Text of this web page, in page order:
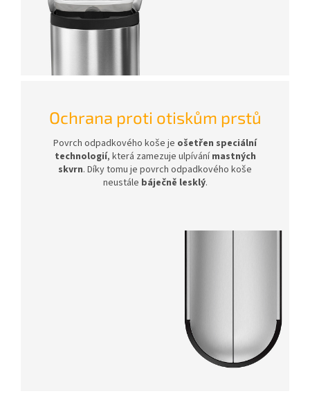
Ochrana proti otiskům prstů
Povrch odpadkového koše je ošetřen speciální
technologií, která zamezuje ulpívánímastných
skvrn. Díky tomu je povrch odpadkového koše
neustále báječně lesklý.